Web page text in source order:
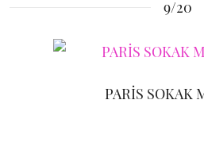
9/20
PARİS SOKAK